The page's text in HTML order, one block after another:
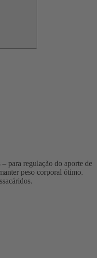
para regulação do aporte de
peso corporal ótimo.